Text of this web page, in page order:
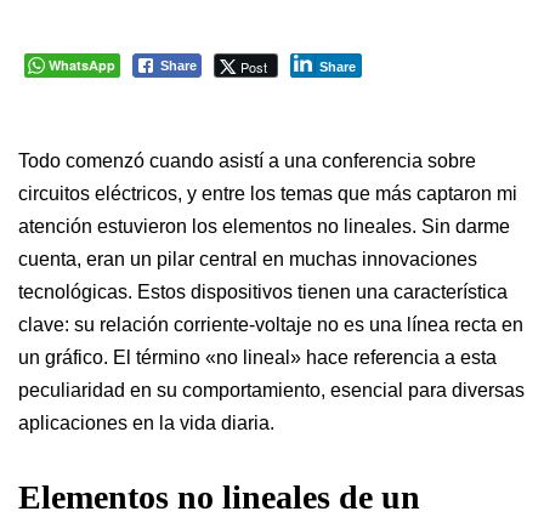
WhatsApp Share Post Share
Todo comenzó cuando asistí a una conferencia sobre
circuitos eléctricos, y entre los temas que más captaron mi
atención estuvieron los elementos no lineales. Sin darme
cuenta, eran un pilar central en muchas innovaciones
tecnológicas. Estos dispositivos tienen una característica
clave: su relación corriente-voltaje no es una línea recta en
un gráfico. El término «no lineal» hace referencia a esta
peculiaridad en su comportamiento, esencial para diversas
aplicaciones en la vida diaria.
Elementos no lineales de un